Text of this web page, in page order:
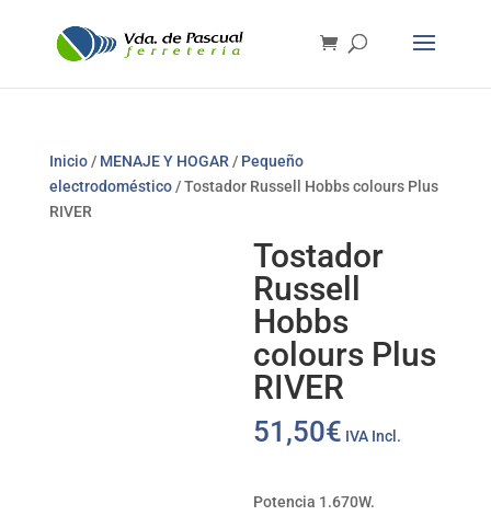
Inicio/ MENAJE Y HOGAR / Pequeño
electrodoméstico/ Tostador Russell Hobbs colours Plus
RIVER
Tostador
Russell
Hobbs
colours Plus
RIVER
51,50€ IVA Incl.
Potencia 1.670W.